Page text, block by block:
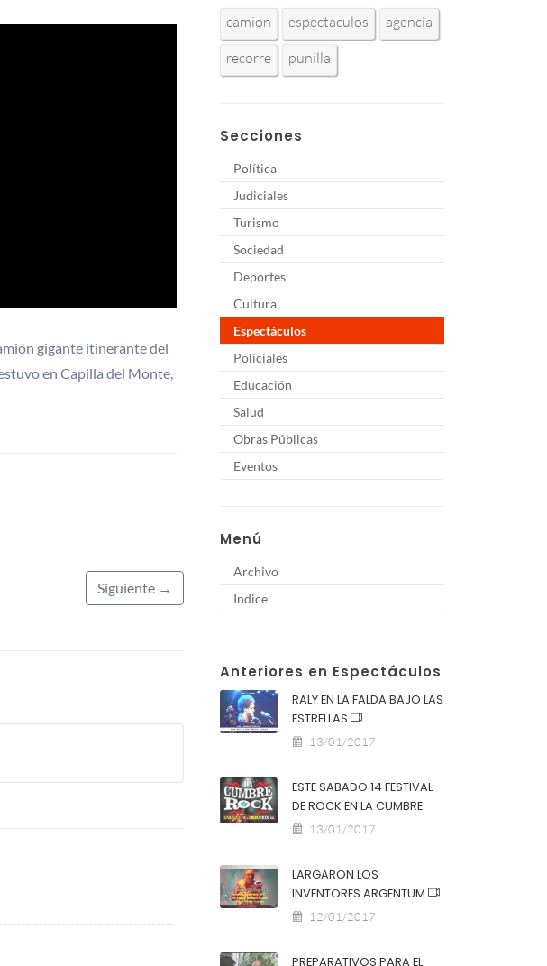
gigante itinerante del
en Capilla del Monte,
Siguiente →
camion espectaculos
agencia
recorre
punilla
Secciones
Política
Judiciales
Turismo
Sociedad
Deportes
Cultura
Espectáculos
Policiales
Educación
Salud
Obras Públicas
Eventos
Menú
Archivo
Indice
Anteriores en Espectáculos
RALY EN LA FALDA BAJO LAS
ESTRELLAS
13/01/2017
ESTE SABADO 14 FESTIVAL
DE ROCK EN LA CUMBRE
13/01/2017
LARGARON LOS
INVENTORES ARGENTUM
12/01/2017
PREPARATIVOS PARA EL